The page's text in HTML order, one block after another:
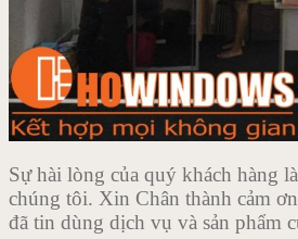
Sự hài lòng của quý khách hàng
chúng tôi. Xin Chân thành cảm
đã tin dùng dịch vụ và sản phẩm